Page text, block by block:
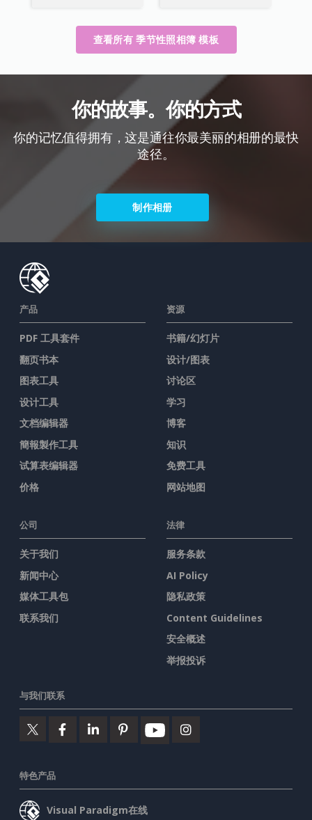
查看所有 季节性照相簿 模板
你的故事。你的方式
你的记忆值得拥有，这是通往你最美丽的相册的最快
途径。
制作相册
产品
PDF 工具套件
翻页书本
图表工具
设计工具
文档编辑器
簡報製作工具
试算表编辑器
价格
资源
书籍/幻灯片
设计/图表
讨论区
学习
博客
知识
免费工具
网站地图
公司
关于我们
新闻中心
媒体工具包
联系我们
法律
服务条款
AI Policy
隐私政策
Content Guidelines
安全概述
举报投诉
与我们联系
特色产品
Visual Paradigm在线